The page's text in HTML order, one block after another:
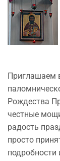
Приглашаем
Рождества
честные
радость
просто
подробности